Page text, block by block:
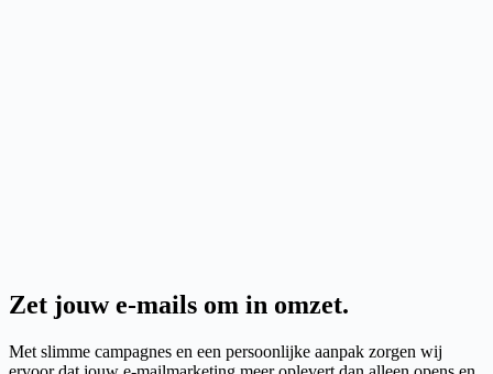
Zet jouw e-mails om in omzet.
Met slimme campagnes en een persoonlijke aanpak zorgen wij